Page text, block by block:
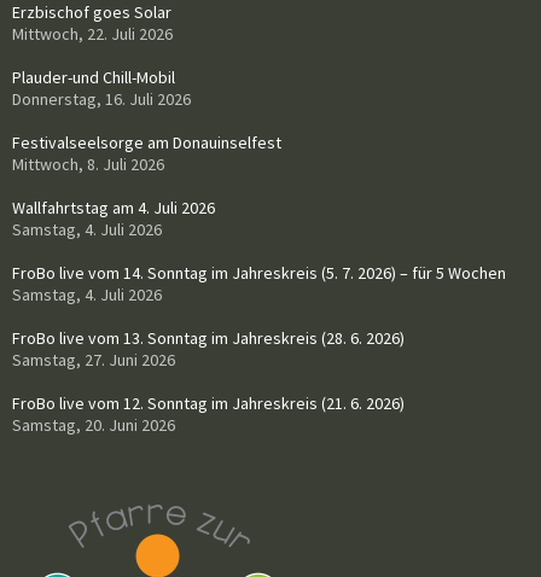
Erzbischof goes Solar
Mittwoch, 22. Juli 2026
Plauder-und Chill-Mobil
Donnerstag, 16. Juli 2026
Festivalseelsorge am Donauinselfest
Mittwoch, 8. Juli 2026
Wallfahrtstag am 4. Juli 2026
Samstag, 4. Juli 2026
FroBo live vom 14. Sonntag im Jahreskreis (5. 7. 2026) – für 5 Wochen
Samstag, 4. Juli 2026
FroBo live vom 13. Sonntag im Jahreskreis (28. 6. 2026)
Samstag, 27. Juni 2026
FroBo live vom 12. Sonntag im Jahreskreis (21. 6. 2026)
Samstag, 20. Juni 2026